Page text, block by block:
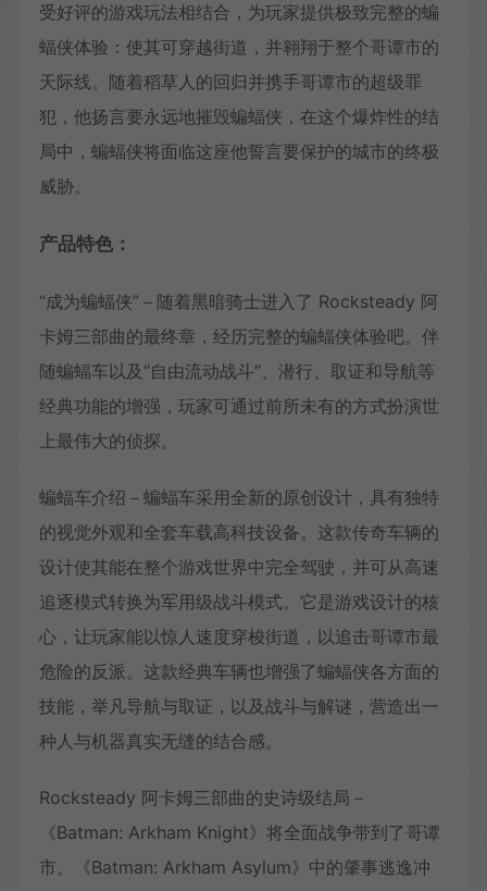
受好评的游戏玩法相结合，为玩家提供极致完整的蝙
蝠侠体验：使其可穿越街道，并翱翔于整个哥谭市的
天际线。随着稻草人的回归并携手哥谭市的超级罪
犯，他扬言要永远地摧毁蝙蝠侠，在这个爆炸性的结
局中，蝙蝠侠将面临这座他誓言要保护的城市的终极
威胁。
产品特色：
“成为蝙蝠侠”－随着黑暗骑士进入了 Rocksteady 阿
卡姆三部曲的最终章，经历完整的蝙蝠侠体验吧。伴
随蝙蝠车以及“自由流动战斗”、潜行、取证和导航等
经典功能的增强，玩家可通过前所未有的方式扮演世
上最伟大的侦探。
蝙蝠车介绍－蝙蝠车采用全新的原创设计，具有独特
的视觉外观和全套车载高科技设备。这款传奇车辆的
设计使其能在整个游戏世界中完全驾驶，并可从高速
追逐模式转换为军用级战斗模式。它是游戏设计的核
心，让玩家能以惊人速度穿梭街道，以追击哥谭市最
危险的反派。这款经典车辆也增强了蝙蝠侠各方面的
技能，举凡导航与取证，以及战斗与解谜，营造出一
种人与机器真实无缝的结合感。
Rocksteady 阿卡姆三部曲的史诗级结局－
《Batman: Arkham Knight》将全面战争带到了哥谭
市。《Batman: Arkham Asylum》中的肇事逃逸冲